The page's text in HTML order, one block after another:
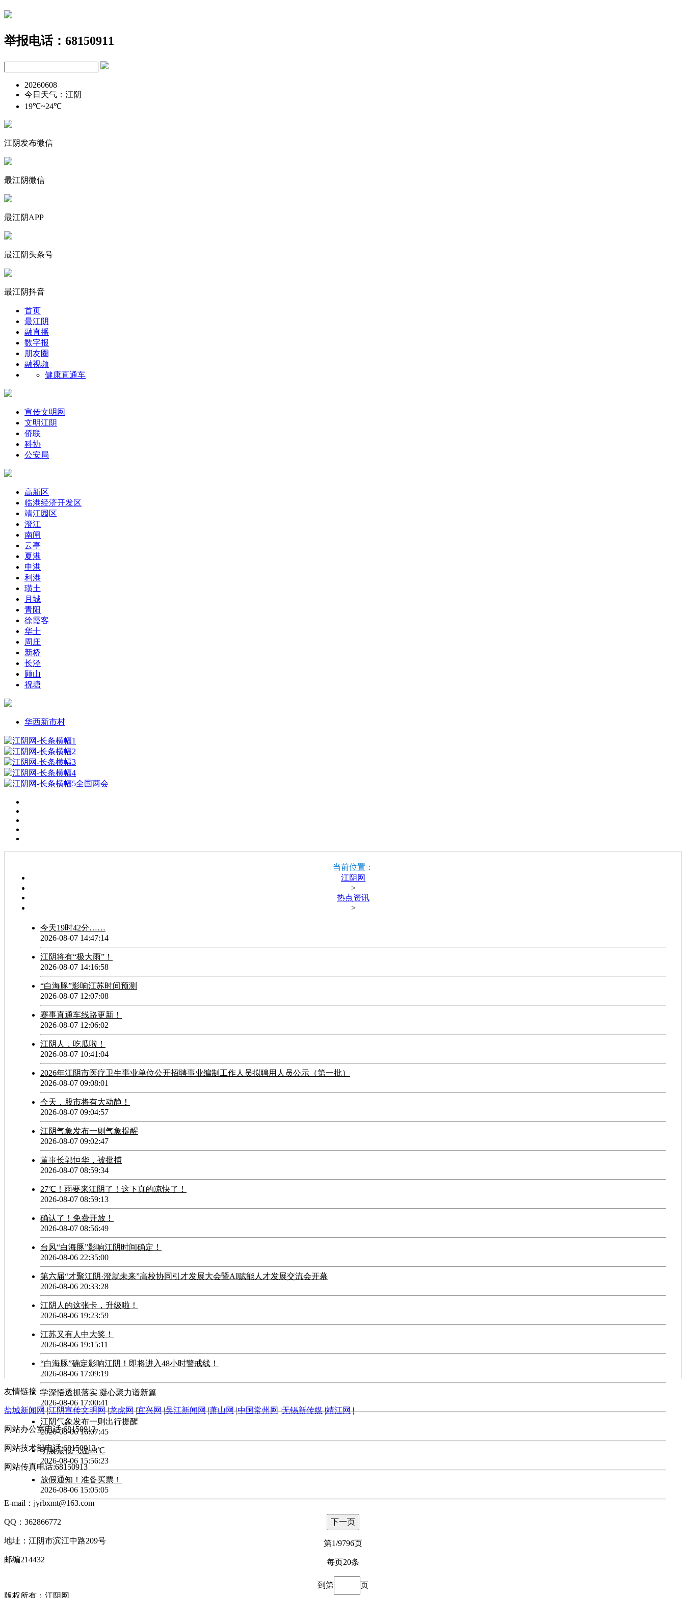
举报电话：68150911
20260608
今日天气：江阴
19℃~24℃
江阴发布微信
最江阴微信
最江阴APP
最江阴头条号
最江阴抖音
首页
最江阴
融直播
数字报
朋友圈
融视频
健康直通车
宣传文明网
文明江阴
侨联
科协
公安局
高新区
临港经济开发区
靖江园区
澄江
南闸
云亭
夏港
申港
利港
璜土
月城
青阳
徐霞客
华士
周庄
新桥
长泾
顾山
祝塘
华西新市村
当前位置：
江阴网
>
热点资讯
>
今天19时42分……
2026-08-07 14:47:14
江阴将有“极大雨”！
2026-08-07 14:16:58
“白海豚”影响江苏时间预测
2026-08-07 12:07:08
赛事直通车线路更新！
2026-08-07 12:06:02
江阴人，吃瓜啦！
2026-08-07 10:41:04
2026年江阴市医疗卫生事业单位公开招聘事业编制工作人员拟聘用人员公示（第一批）
2026-08-07 09:08:01
今天，股市将有大动静！
2026-08-07 09:04:57
江阴气象发布一则气象提醒
2026-08-07 09:02:47
董事长郭恒华，被批捕
2026-08-07 08:59:34
27℃！雨要来江阴了！这下真的凉快了！
2026-08-07 08:59:13
确认了！免费开放！
2026-08-07 08:56:49
台风“白海豚”影响江阴时间确定！
2026-08-06 22:35:00
第六届“才聚江阴·澄就未来”高校协同引才发展大会暨AI赋能人才发展交流会开幕
2026-08-06 20:33:28
江阴人的这张卡，升级啦！
2026-08-06 19:23:59
江苏又有人中大奖！
2026-08-06 19:15:11
“白海豚”确定影响江阴！即将进入48小时警戒线！
2026-08-06 17:09:19
学深悟透抓落实 凝心聚力谱新篇
2026-08-06 17:00:41
江阴气象发布一则出行提醒
2026-08-06 16:07:45
明晨最低气温28℃
2026-08-06 15:56:23
放假通知！准备买票！
2026-08-06 15:05:05
下一页
第1/9796页
每页20条
到第 页
友情链接：
盐城新闻网 |江阴宣传文明网 |龙虎网 |宜兴网 |吴江新闻网 |萧山网 |中国常州网 |无锡新传媒 |靖江网 |
网站办公室电话:68150913
网站技术部电话:68150913
网站传真电话:68150913
E-mail：jyrbxmt@163.com
QQ：362866772
地址：江阴市滨江中路209号
邮编214432
版权所有：江阴网